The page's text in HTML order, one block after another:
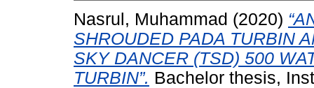
Nasrul, Muhammad (2020)
SHROUDED PADA TURBIN
SKY DANCER (TSD) 500
TURBIN”. Bachelor thesis,